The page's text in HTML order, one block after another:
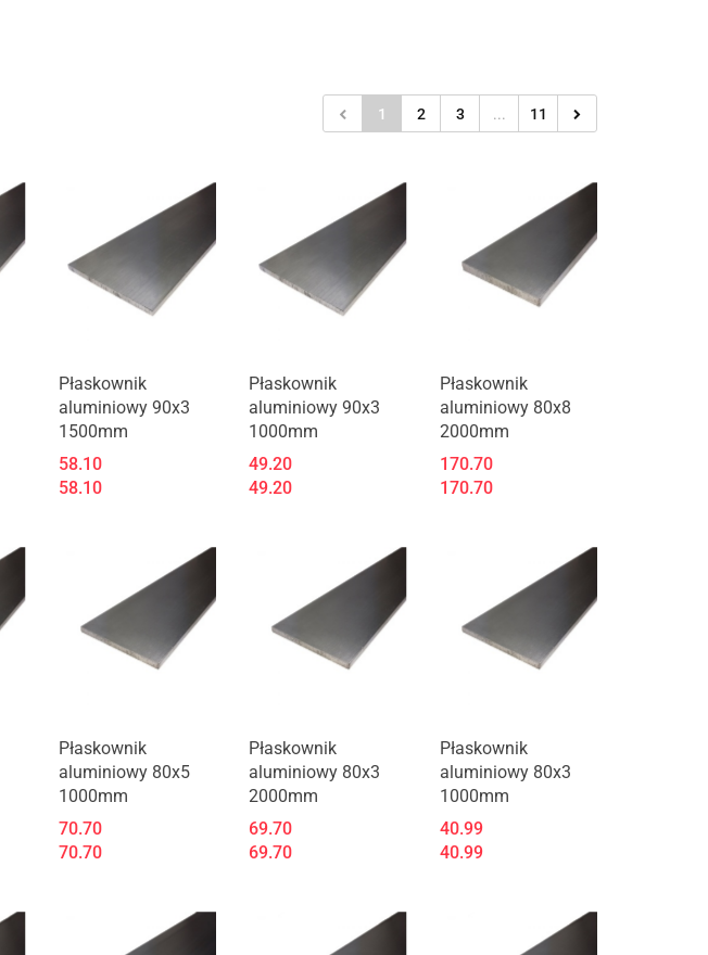
1 2 3 ... 11
Produkt niedostępny
Płaskownik
aluminiowy 90x3
1500mm
58.10
58.10
Płaskownik
aluminiowy 90x3
1000mm
49.20
49.20
Płaskownik
aluminiowy 80x8
2000mm
170.70
170.70
Płaskownik
aluminiowy 80x5
1000mm
70.70
70.70
Produkt niedostępny
Płaskownik
aluminiowy 80x3
2000mm
69.70
69.70
Produkt niedostępny
Płaskownik
aluminiowy 80x3
1000mm
40.99
40.99